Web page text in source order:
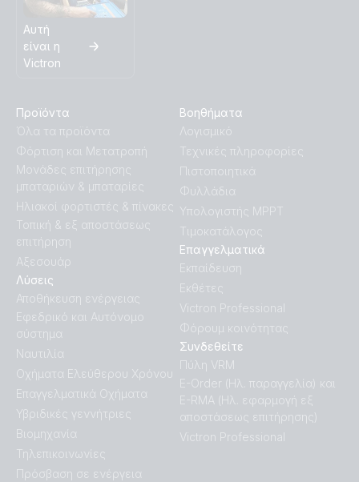
Αυτή
είναι η
Victron
Προϊόντα
Όλα τα προϊόντα
Φόρτιση και Μετατροπή
Μονάδες επιτήρησης
μπαταριών & μπαταρίες
Ηλιακοί φορτιστές & πίνακες
Τοπική & εξ αποστάσεως
επιτήρηση
Αξεσουάρ
Λύσεις
Αποθήκευση ενέργειας
Εφεδρικό και Αυτόνομο
σύστημα
Ναυτιλία
Οχήματα Ελεύθερου Χρόνου
Επαγγελματικά Οχήματα
Υβριδικές γεννήτριες
Βιομηχανία
Τηλεπικοινωνίες
Πρόσβαση σε ενέργεια
Βοηθήματα
Λογισμικό
Τεχνικές πληροφορίες
Πιστοποιητικά
Φυλλάδια
Υπολογιστής MPPT
Τιμοκατάλογος
Επαγγελματικά
Εκπαίδευση
Εκθέτες
Victron Professional
Φόρουμ κοινότητας
Συνδεθείτε
Πύλη VRM
E-Order (Ηλ. παραγγελία) και
E-RMA (Ηλ. εφαρμογή εξ
αποστάσεως επιτήρησης)
Victron Professional